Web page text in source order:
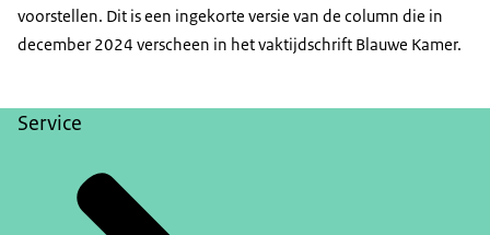
voorstellen. Dit is een ingekorte versie van de column die in
december 2024 verscheen in het vaktijdschrift Blauwe Kamer.
Service